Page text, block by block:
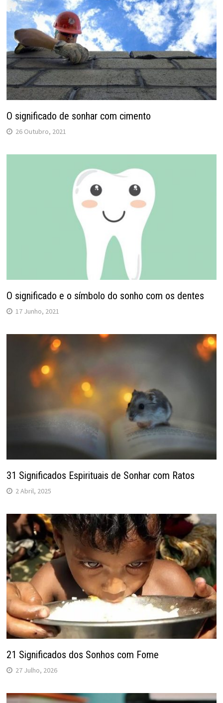
O significado de sonhar com cimento
26 Outubro, 2021
O significado e o símbolo do sonho com os dentes
17 Junho, 2021
31 Significados Espirituais de Sonhar com Ratos
2 Abril, 2025
21 Significados dos Sonhos com Fome
27 Julho, 2026